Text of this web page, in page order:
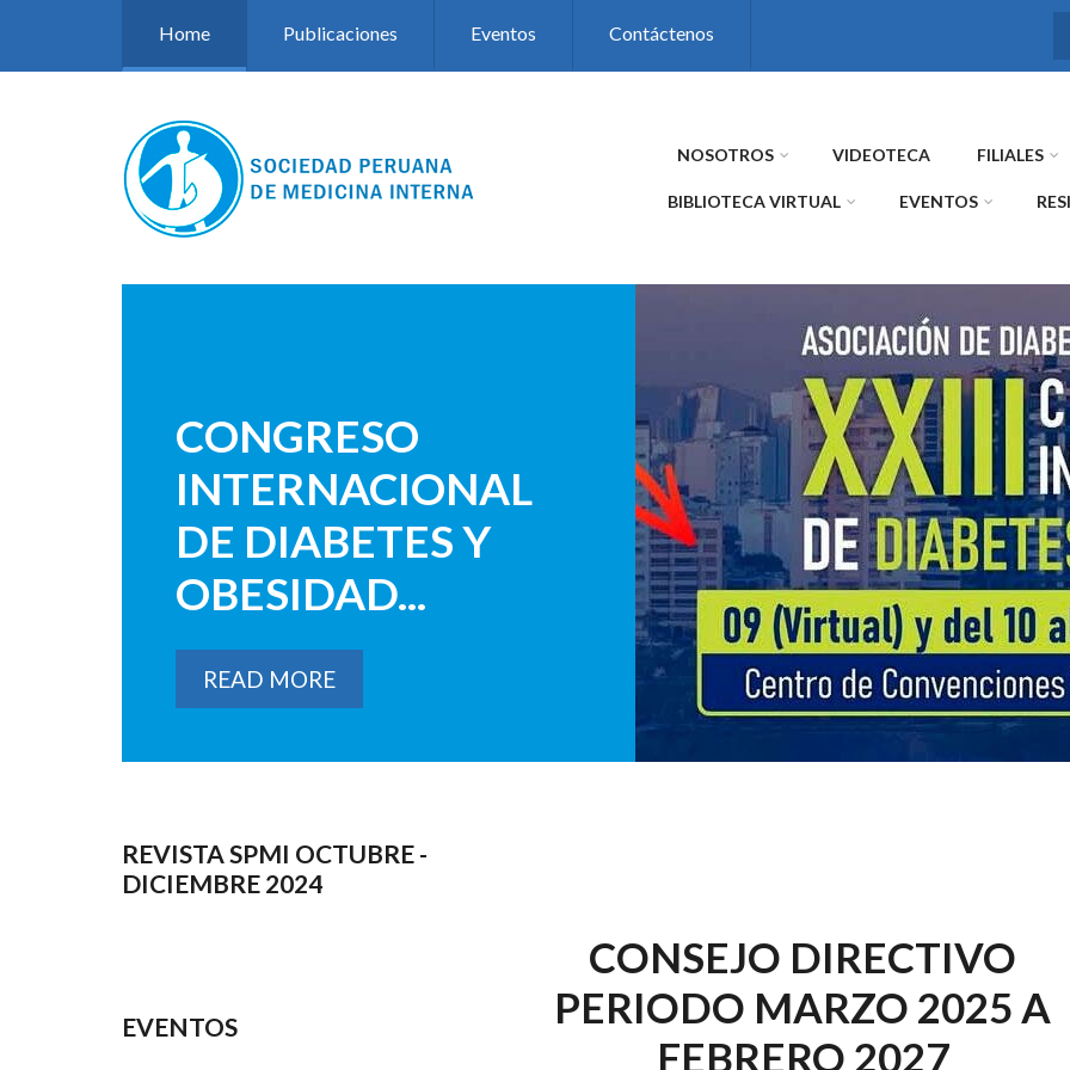
Home Publicaciones Eventos Contáctenos
NOSOTROS VIDEOTECA FILIALES
BIBLIOTECA VIRTUAL EVENTOS
CONGRESO
INTERNACIONAL
DE DIABETES Y
OBESIDAD...
READ MORE
REVISTA SPMI OCTUBRE -
DICIEMBRE 2024
EVENTOS
CONSEJO DIRECTIVO
PERIODO MARZO 2025 A
FEBRERO 2027